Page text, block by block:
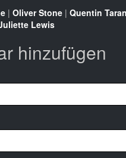
| Oliver Stone | Quentin
Lewis
hinzufügen